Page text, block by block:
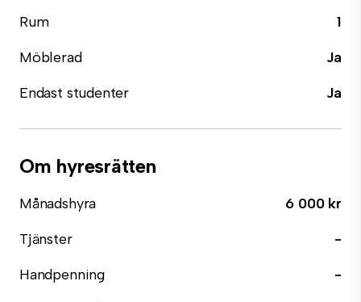
Rum
1
Möblerad
Ja
Endast studenter
Ja
Om hyresrätten
Månadshyra
6 000 kr
Tjänster
-
Handpenning
-